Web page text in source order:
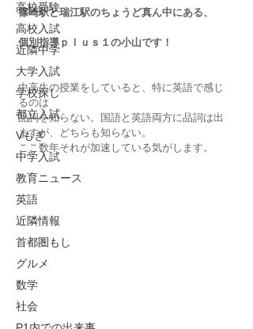
高校受験
高校入試
近隣中学
大学入試
学校探し
都立入試
Vもぎ
中学入試
教育ニュース
英語
近隣情報
首都圏もし
グルメ
数学
社会
篠崎駅と瑞江駅のちょうど真ん中にある、
個別指導ｐｌｕｓ１の小山です！
中高生の授業をしていると、特に英語で感じ
るのは
品詞を知らない。国語と英語両方に品詞は出
ますが、どちらも知らない。
ここ数年それが加速している気がします。